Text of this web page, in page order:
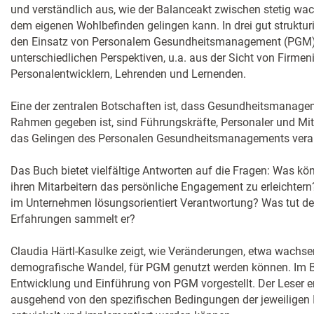
und verständlich aus, wie der Balanceakt zwischen stetig
dem eigenen Wohlbefinden gelingen kann. In drei gut
den Einsatz von Personalem Gesundheitsmanagement
unterschiedlichen Perspektiven, u.a. aus der Sicht von
Personalentwicklern, Lehrenden und Lernenden.
Eine der zentralen Botschaften ist, dass
Rahmen gegeben ist, sind Führungskräfte, Personaler und
das Gelingen des Personalen Gesundheitsmanagements
Das Buch bietet vielfältige Antworten auf die Fragen: Was
ihren Mitarbeitern das persönliche Engagement zu
im Unternehmen lösungsorientiert Verantwortung? Was tut
Erfahrungen sammelt er?
Claudia Härtl-Kasulke zeigt, wie Veränderungen, etwa
demografische Wandel, für PGM genutzt werden können. Im
Entwicklung und Einführung von PGM vorgestellt. Der Leser
ausgehend von den spezifischen Bedingungen der